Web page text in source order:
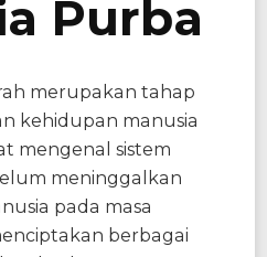
Purba
merupakan tahap
kehidupan manusia
mengenal sistem
meninggalkan
pada masa
berbagai